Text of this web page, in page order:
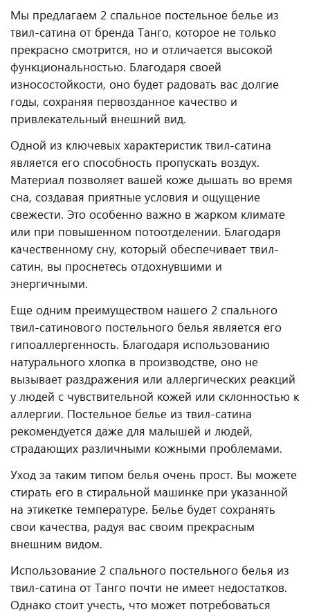
Мы предлагаем 2 спальное постельное белье из
твил-сатина от бренда Танго, которое не только
прекрасно смотрится, но и отличается высокой
функциональностью. Благодаря своей
износостойкости, оно будет радовать вас долгие
годы, сохраняя первозданное качество и
привлекательный внешний вид.
Одной из ключевых характеристик твил-сатина
является его способность пропускать воздух.
Материал позволяет вашей коже дышать во время
сна, создавая приятные условия и ощущение
свежести. Это особенно важно в жарком климате
или при повышенном потоотделении. Благодаря
качественному сну, который обеспечивает твил-
сатин, вы проснетесь отдохнувшими и
энергичными.
Еще одним преимуществом нашего 2 спального
твил-сатинового постельного белья является его
гипоаллергенность. Благодаря использованию
натурального хлопка в производстве, оно не
вызывает раздражения или аллергических реакций
у людей с чувствительной кожей или склонностью к
аллергии. Постельное белье из твил-сатина
рекомендуется даже для малышей и людей,
страдающих различными кожными проблемами.
Уход за таким типом белья очень прост. Вы можете
стирать его в стиральной машинке при указанной
на этикетке температуре. Белье будет сохранять
свои качества, радуя вас своим прекрасным
внешним видом.
Использование 2 спального постельного белья из
твил-сатина от Танго почти не имеет недостатков.
Однако стоит учесть, что может потребоваться